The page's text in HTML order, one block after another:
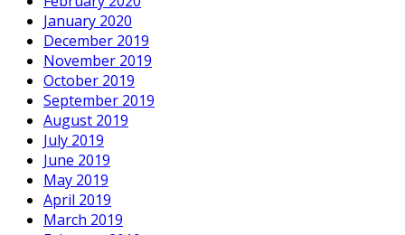
January 2020
December 2019
November 2019
October 2019
September 2019
August 2019
July 2019
June 2019
May 2019
April 2019
March 2019